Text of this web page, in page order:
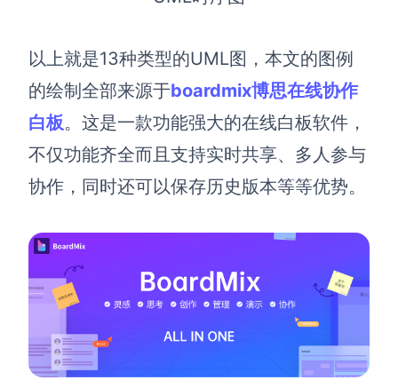
以上就是13种类型的UML图，本文的图例
的绘制全部来源于boardmix博思在线协作
白板。这是一款功能强大的在线白板软件，
不仅功能齐全而且支持实时共享、多人参与
协作，同时还可以保存历史版本等等优势。